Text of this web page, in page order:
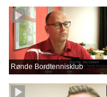
Rønde Bordtennisklub